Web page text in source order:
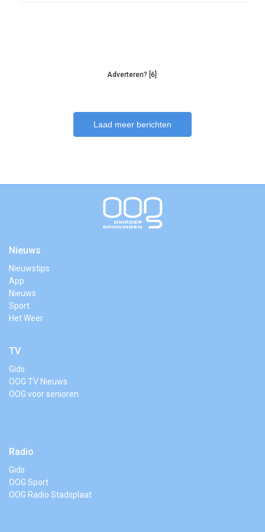
Adverteren? [6]
Laad meer berichten
Nieuws
Nieuwstips
App
Nieuws
Sport
Het Weer
TV
Gids
OOG TV Nieuws
OOG voor senioren
Radio
Gids
OOG Sport
OOG Radio Stadsplaat